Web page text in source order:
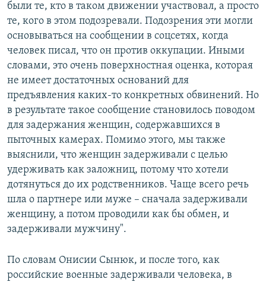
были те, кто в таком движении участвовал, а просто
те, кого в этом подозревали. Подозрения эти могли
основываться на сообщении в соцсетях, когда
человек писал, что он против оккупации. Иными
словами, это очень поверхностная оценка, которая
не имеет достаточных оснований для
предъявления каких-то конкретных обвинений. Но
в результате такое сообщение становилось поводом
для задержания женщин, содержавшихся в
пыточных камерах. Помимо этого, мы также
выяснили, что женщин задерживали с целью
удерживать как заложниц, потому что хотели
дотянуться до их родственников. Чаще всего речь
шла о партнере или муже – сначала задерживали
женщину, а потом проводили как бы обмен, и
задерживали мужчину".
По словам Онисии Сынюк, и после того, как
российские военные задерживали человека, в